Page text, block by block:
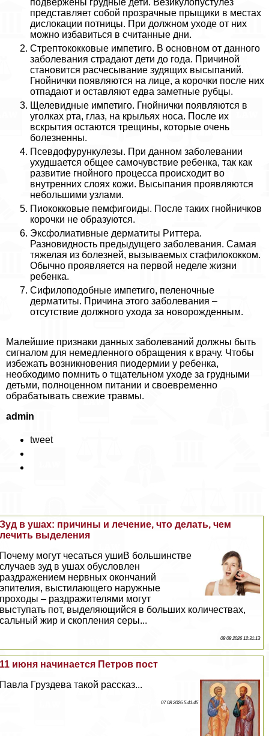
подвержены грудные дети. Везикулопустулез
представляет собой прозрачные прыщики в местах
дислокации потницы. При должном уходе от них
можно избавиться в считанные дни.
Стрептококковые импетиго. В основном от данного
заболевания страдают дети до года. Причиной
становится расчесывание зудящих высыпаний.
Гнойнички появляются на лице, а корочки после них
отпадают и оставляют едва заметные рубцы.
Щелевидные импетиго. Гнойнички появляются в
уголках рта, глаз, на крыльях носа. После их
вскрытия остаются трещины, которые очень
болезненны.
Псевдофурункулезы. При данном заболевании
ухудшается общее самочувствие ребенка, так как
развитие гнойного процесса происходит во
внутренних слоях кожи. Высыпания проявляются
небольшими узлами.
Пиококковые пемфигоиды. После таких гнойничков
корочки не образуются.
Эксфолиативные дерматиты Риттера.
Разновидность предыдущего заболевания. Самая
тяжелая из болезней, вызываемых стафилококком.
Обычно проявляется на первой неделе жизни
ребенка.
Сифилоподобные импетиго, пеленочные
дерматиты. Причина этого заболевания –
отсутствие должного ухода за новорожденным.
Малейшие признаки данных заболеваний должны быть
сигналом для немедленного обращения к врачу. Чтобы
избежать возникновения пиодермии у ребенка,
необходимо помнить о тщательном уходе за грудными
детьми, полноценном питании и своевременно
обpaбатывать свежие травмы.
admin
tweet
Зуд в ушах: причины и лечение, что делать, чем
лечить выделения
Почему могут чесаться ушиВ большинстве
случаев зуд в ушах обусловлен
раздражением нервных окончаний
эпителия, выстилающего наружные
проходы – раздражителями могут
выступать пот, выделяющийся в больших количествах,
сальный жир и скопления серы...
08 08 2026 12:31:13
11 июня начинается Петров пост
Павла Груздева такой рассказ...
07 08 2026 5:41:45